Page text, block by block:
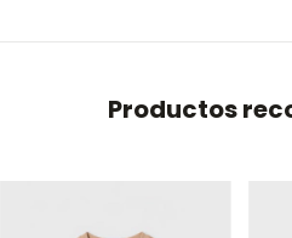
Productos